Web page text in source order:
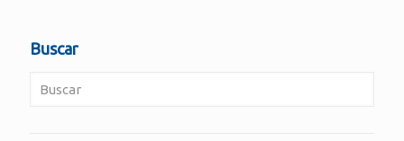
Buscar